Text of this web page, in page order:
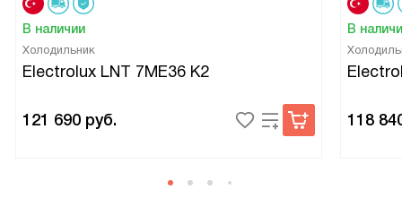
В наличии
Холодильник
Electrolux LNT 7ME36 K2
121 690 руб.
В
118